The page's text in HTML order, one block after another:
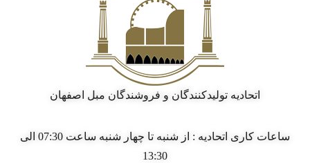
اتحادیه تولیدکنندگان و فروشندگان مبل اصفهان
ساعات کاری اتحادیه : از شنبه تا چهار شنبه ساعت 07:30 الی
13:30